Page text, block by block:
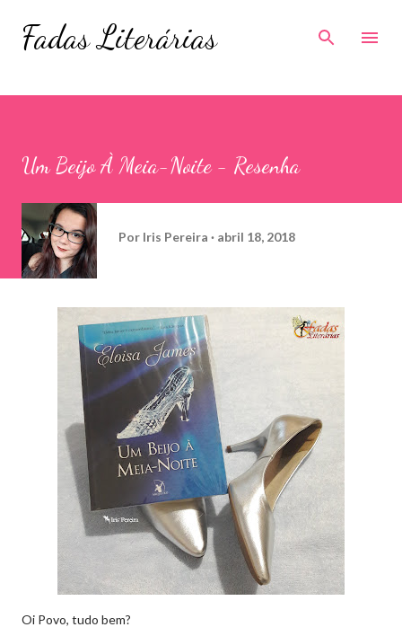
Pular para o conteúdo principal
Fadas Literárias
Um Beijo À Meia-Noite - Resenha
Por Iris Pereira abril 18, 2018
Oi Povo, tudo bem?